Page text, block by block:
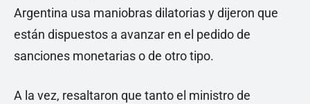
Argentina usa maniobras dilatorias y dijeron que
están dispuestos a avanzar en el pedido de
sanciones monetarias o de otro tipo.
A la vez, resaltaron que tanto el ministro de